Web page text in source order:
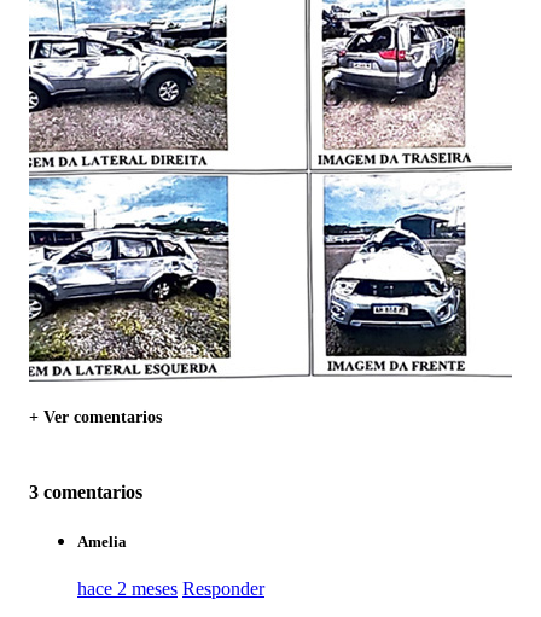
+ Ver comentarios
3 comentarios
Amelia
hace 2 meses Responder